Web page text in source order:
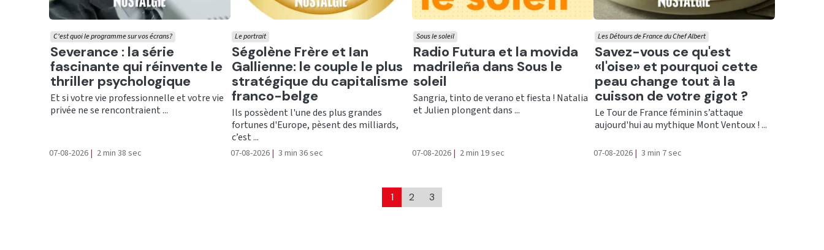
Ecouter
Severance : la série
fascinante qui réinvente le
thriller psychologique
C'est quoi le programme sur vos écrans?
Et si votre vie professionnelle et votre vie
privée ne se rencontraient ...
07-08-2026 | 2 min 38 sec
Ecouter
Ségolène Frère et Ian
Gallienne: le couple le plus
stratégique du capitalisme
franco-belge
Le portrait
Ils possèdent l'une des plus grandes
fortunes d'Europe, pèsent des milliards,
c’est ...
07-08-2026 | 3 min 36 sec
Ecouter
Radio Futura et la movida
madrileña dans Sous le
soleil
Sous le soleil
Sangria, tinto de verano et fiesta ! Natalia
et Julien plongent dans ...
07-08-2026 | 2 min 19 sec
Ecouter
Savez-vous ce qu'est
«l'oise» et pourquoi cette
peau change tout à la
cuisson de votre gigot ?
Les Détours de France du Chef Albert
Le Tour de France féminin s’attaque
aujourd'hui au mythique Mont Ventoux ! ...
07-08-2026 | 3 min 7 sec
1 2 3